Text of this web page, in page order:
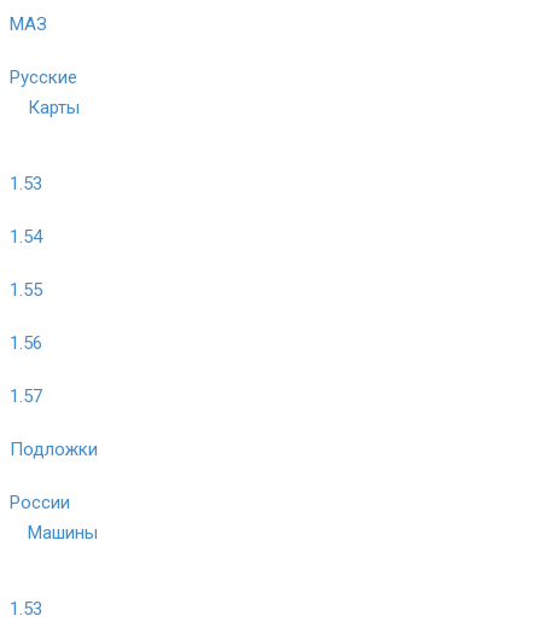
МАЗ
Русские
Карты
1.53
1.54
1.55
1.56
1.57
Подложки
России
Машины
1.53